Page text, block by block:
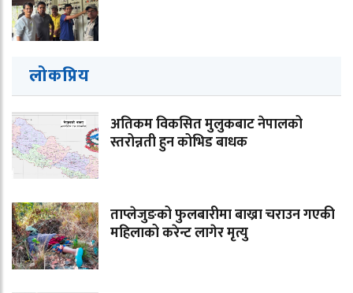
लोकप्रिय
अतिकम विकसित मुलुकबाट नेपालको
स्तरोन्नती हुन कोभिड बाधक
ताप्लेजुङको फुलबारीमा बाख्रा चराउन गएकी
महिलाको करेन्ट लागेर मृत्यु